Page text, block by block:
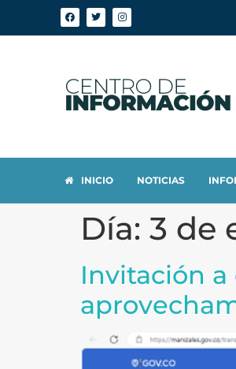
INICIO NOTICIAS
Día: 3 de
Invitación